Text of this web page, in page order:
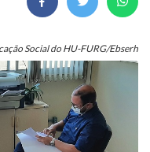
Social do HU-FURG/Ebserh